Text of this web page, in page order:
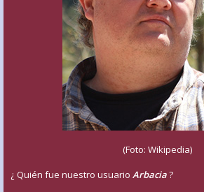
(Foto: Wikipedia)
¿ Quién fue nuestro usuario Arbacia?